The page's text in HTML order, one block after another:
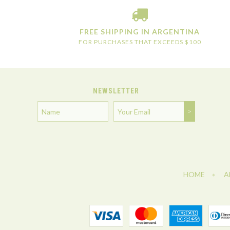
FREE SHIPPING IN ARGENTINA
FOR PURCHASES THAT EXCEEDS $100
NEWSLETTER
HOME